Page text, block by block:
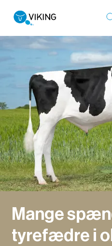
Log ind med
Mange
tyrefædre i